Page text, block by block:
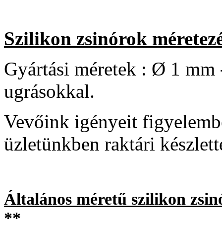
Szilikon zsinórok
Gyártási méretek : Ø 1
ugrásokkal.
Vevőink igényeit
üzletünkben raktári
Általános méretű szilikon
**